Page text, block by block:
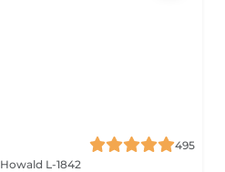
495
Howald L-1842